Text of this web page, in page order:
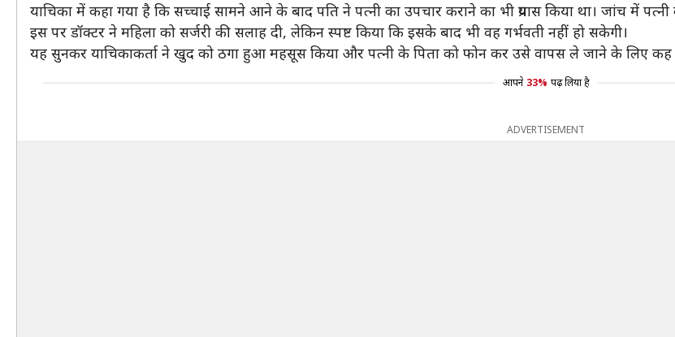
याचिका में कहा गया है कि सच्चाई सामने आने के बाद पति ने पत्‍नी का उपचार कराने का भी प्रयास किया था। जांच में पत्नी
इस पर डॉक्टर ने महिला को सर्जरी की सलाह दी, लेकिन स्पष्ट किया कि इसके बाद भी वह गर्भवती नहीं हो सकेगी।
यह सुनकर याचिकाकर्ता ने खुद को ठगा हुआ महसूस किया और पत्नी के पिता को फोन कर उसे वापस ले जाने के लिए कह
आपने 33% पढ़ लिया है
ADVERTISEMENT